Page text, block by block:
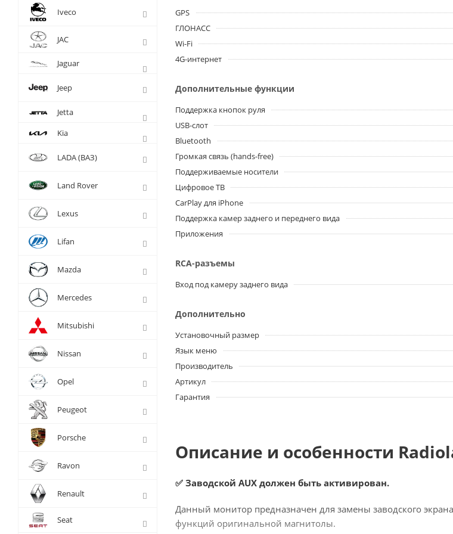
GPS
ГЛОНАСС
Wi-Fi
4G-интернет
Дополнительные функции
Поддержка кнопок руля
USB-слот
Bluetooth
Громкая связь (hands-free)
Поддерживаемые носители
Цифровое ТВ
CarPlay для iPhone
Поддержка камер заднего и переднего вида
Приложения
RCA-разъемы
Вход под камеру заднего вида
Дополнительно
Установочный размер
Язык меню
Производитель
Артикул
Гарантия
Описание и особенности
✅ Заводской AUX должен быть активирован.
Данный монитор предназначен для замены заводского
функций оригинальной магнитолы.
Iveco
JAC
Jaguar
Jeep
Jetta
Kia
LADA (ВАЗ)
Land Rover
Lexus
Lifan
Mazda
Mercedes
Mitsubishi
Nissan
Opel
Peugeot
Porsche
Ravon
Renault
Seat